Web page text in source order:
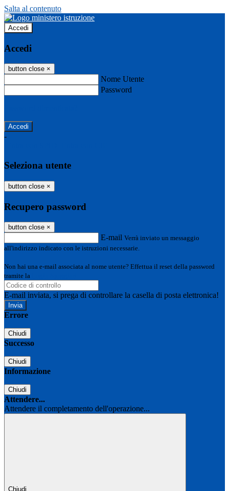
Salta al contenuto
Accedi
Accedi
button close ×
Nome Utente
Password
-
Seleziona utente
button close ×
Recupero password
button close ×
E-mail Verrà inviato un messaggio
all'indirizzo indicato con le istruzioni necessarie.
Non hai una e-mail associata al nome utente? Effettua il reset della password
tramite la
E-mail inviata, si prega di controllare la casella di posta elettronica!
Errore
Chiudi
Successo
Chiudi
Informazione
Chiudi
Attendere...
Attendere il completamento dell'operazione...
Chiudi